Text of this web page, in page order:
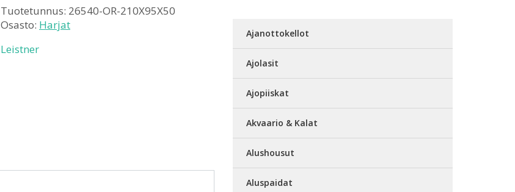
Tuotetunnus: 26540-OR-210X95X50
Osasto: Harjat
Leistner
Ajanottokellot
Ajolasit
Ajopiiskat
Akvaario & Kalat
Alushousut
Aluspaidat